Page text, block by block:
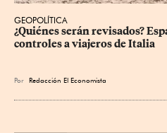
GEOPOLÍTICA
¿Quiénes serán revisados?
controles a viajeros de Italia
Por Redacción El Economista